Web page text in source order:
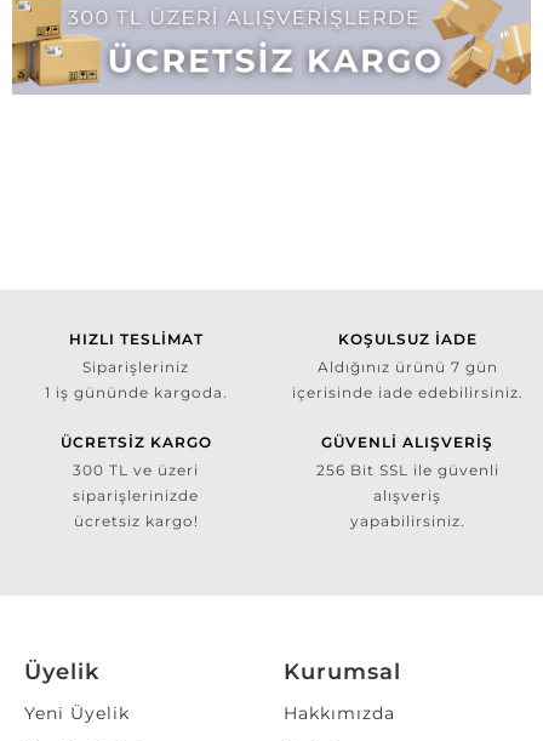
HIZLI TESLİMAT
Siparişleriniz
1 iş gününde kargoda.
KOŞULSUZ İADE
Aldığınız ürünü 7 gün
içerisinde iade edebilirsiniz.
ÜCRETSİZ KARGO
300 TL ve üzeri
siparişlerinizde
ücretsiz kargo!
GÜVENLİ ALIŞVERİŞ
256 Bit SSL ile güvenli
alışveriş
yapabilirsiniz.
Üyelik
Yeni Üyelik
Kurumsal
Hakkımızda